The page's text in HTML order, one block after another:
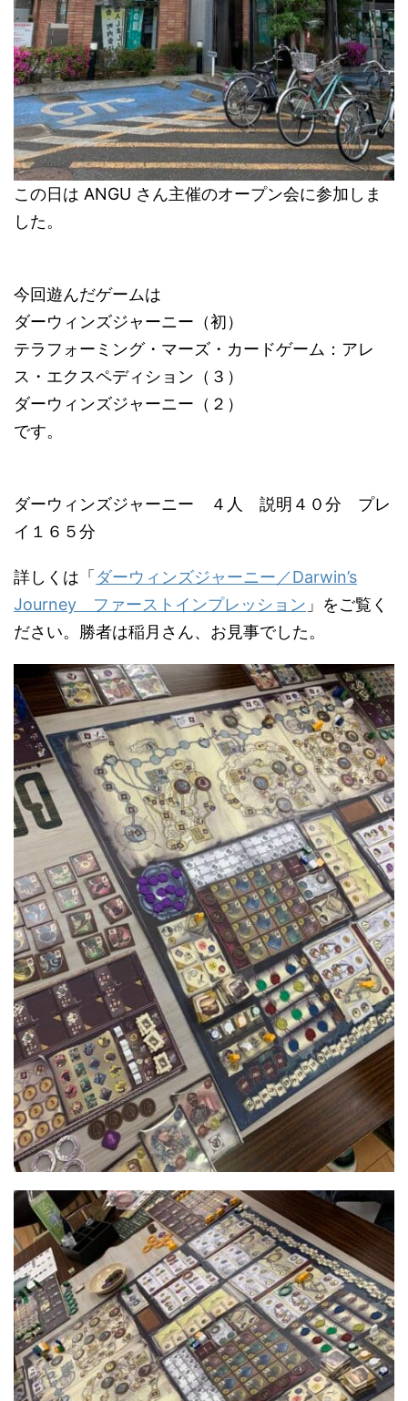
この日は ANGU さん主催のオープン会に参加しま
した。
今回遊んだゲームは
ダーウィンズジャーニー（初）
テラフォーミング・マーズ・カードゲーム：アレ
ス・エクスペディション（３）
ダーウィンズジャーニー（２）
です。
ダーウィンズジャーニー ４人 説明４０分 プレ
イ１６５分
詳しくは「ダーウィンズジャーニー／Darwin’s
Journey ファーストインプレッション 」をご覧く
ださい。勝者は稲月さん、お見事でした。